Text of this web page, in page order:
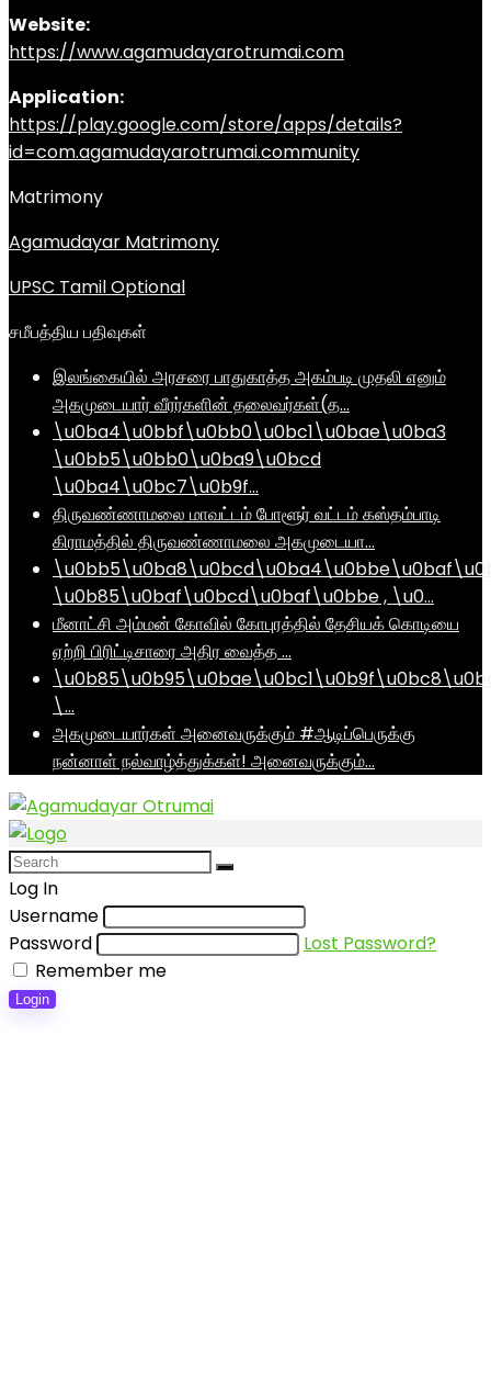
Website:
https://www.agamudayarotrumai.com
Application:
https://play.google.com/store/apps/details?
id=com.agamudayarotrumai.community
Matrimony
Agamudayar Matrimony
UPSC Tamil Optional
சமீபத்திய பதிவுகள்
இலங்கையில் அரசரை பாதுகாத்த அகம்படி முதலி எனும்
அகமுடையார் வீரர்களின் தலைவர்கள்(த…
\u0ba4\u0bbf\u0bb0\u0bc1\u0bae\u0ba3
\u0bb5\u0bb0\u0ba9\u0bcd
\u0ba4\u0bc7\u0b9f…
திருவண்ணாமலை மாவட்டம் போளூர் வட்டம் கஸ்தம்பாடி
கிராமத்தில் திருவண்ணாமலை அகமுடையா…
\u0b85\u0baf\u0bcd\u0baf\u0bbe , \u0…
மீனாட்சி அம்மன் கோவில் கோபுரத்தில் தேசியக் கொடியை
ஏற்றி பிரிட்டிசாரை அதிர வைத்த …
\…
அகமுடையார்கள் அனைவருக்கும் #ஆடிப்பெருக்கு
நன்னாள் நல்வாழ்த்துக்கள்! அனைவருக்கும்…
Log In
Username
Password
Lost Password?
Remember me
Login